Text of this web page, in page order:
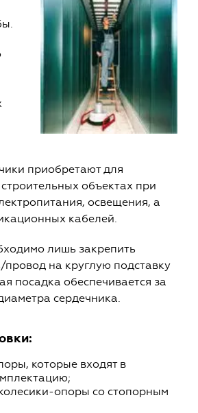
приобретают для
объектах при
освещения, а
кабелей.
лишь закрепить
на круглую подставку
посадка обеспечивается за
сердечника.
которые входят в
опоры со стопорным